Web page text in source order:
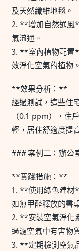
及天然纖維地毯。
2. **增加自然通風
氣流通。
3. **室內植物配置
效淨化空氣的植物。
**效果分析：**
經過測試，這些住
（0.1 ppm），住
輕，居住舒適度提
### 案例二：辦公
**實踐措施：**
1. **使用綠色建材
如無甲醛釋放的書
2. **安裝空氣淨化
過濾空氣中有害物
3. **定期檢測空氣